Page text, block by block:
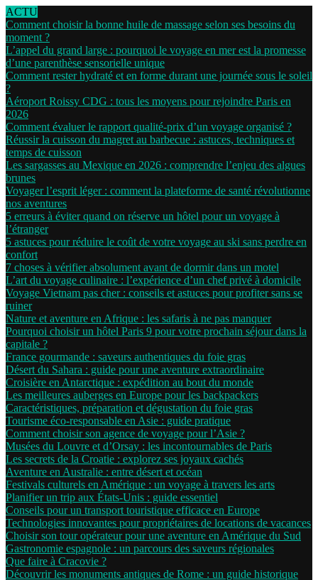
ACTU
Comment choisir la bonne huile de massage selon ses besoins du
moment ?
L’appel du grand large : pourquoi le voyage en mer est la promesse
d’une parenthèse sensorielle unique
Comment rester hydraté et en forme durant une journée sous le soleil
?
Aéroport Roissy CDG : tous les moyens pour rejoindre Paris en
2026
Comment évaluer le rapport qualité-prix d’un voyage organisé ?
Réussir la cuisson du magret au barbecue : astuces, techniques et
temps de cuisson
Les sargasses au Mexique en 2026 : comprendre l’enjeu des algues
brunes
Voyager l’esprit léger : comment la plateforme de santé révolutionne
nos aventures
5 erreurs à éviter quand on réserve un hôtel pour un voyage à
l’étranger
5 astuces pour réduire le coût de votre voyage au ski sans perdre en
confort
7 choses à vérifier absolument avant de dormir dans un motel
L’art du voyage culinaire : l’expérience d’un chef privé à domicile
Voyage Vietnam pas cher : conseils et astuces pour profiter sans se
ruiner
Nature et aventure en Afrique : les safaris à ne pas manquer
Pourquoi choisir un hôtel Paris 9 pour votre prochain séjour dans la
capitale ?
France gourmande : saveurs authentiques du foie gras
Désert du Sahara : guide pour une aventure extraordinaire
Croisière en Antarctique : expédition au bout du monde
Les meilleures auberges en Europe pour les backpackers
Caractéristiques, préparation et dégustation du foie gras
Tourisme éco-responsable en Asie : guide pratique
Comment choisir son agence de voyage pour l’Asie ?
Musées du Louvre et d’Orsay : les incontournables de Paris
Les secrets de la Croatie : explorez ses joyaux cachés
Aventure en Australie : entre désert et océan
Festivals culturels en Amérique : un voyage à travers les arts
Planifier un trip aux États-Unis : guide essentiel
Conseils pour un transport touristique efficace en Europe
Technologies innovantes pour propriétaires de locations de vacances
Choisir son tour opérateur pour une aventure en Amérique du Sud
Gastronomie espagnole : un parcours des saveurs régionales
Que faire à Cracovie ?
Découvrir les monuments antiques de Rome : un guide historique